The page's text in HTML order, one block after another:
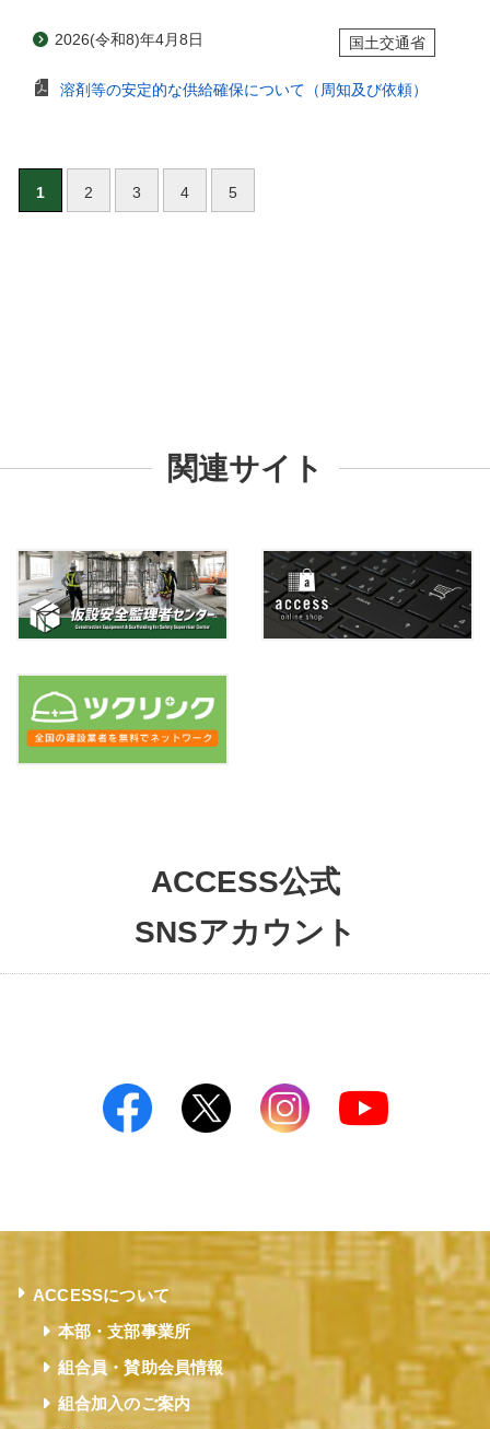
2026(令和8)年4月8日 国土交通省
溶剤等の安定的な供給確保について（周知及び依頼）
1 2 3 4 5
関連サイト
ACCESS公式
SNSアカウント
ACCESSについて
本部・支部事業所
組合員・賛助会員情報
組合加入のご案内